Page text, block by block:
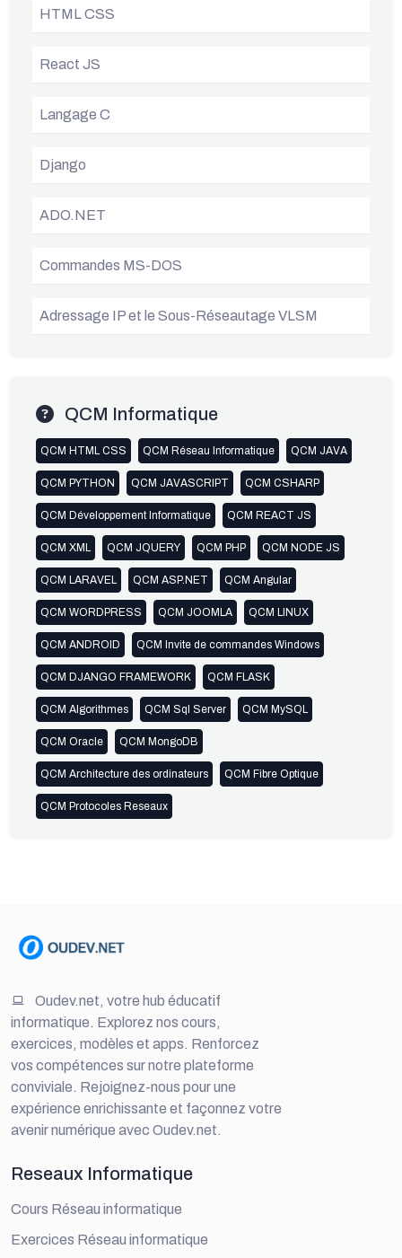
HTML CSS
React JS
Langage C
Django
ADO.NET
Commandes MS-DOS
Adressage IP et le Sous-Réseautage VLSM
QCM Informatique
QCM HTML CSS QCM Réseau Informatique QCM JAVA
QCM PYTHON QCM JAVASCRIPT QCM CSHARP
QCM Développement Informatique QCM REACT JS
QCM XML QCM JQUERY QCM PHP QCM NODE JS
QCM LARAVEL QCM ASP.NET QCM Angular
QCM WORDPRESS QCM JOOMLA QCM LINUX
QCM ANDROID QCM Invite de commandes Windows
QCM DJANGO FRAMEWORK QCM FLASK
QCM Algorithmes QCM Sql Server QCM MySQL
QCM Oracle QCM MongoDB
QCM Architecture des ordinateurs QCM Fibre Optique
QCM Protocoles Reseaux
Oudev.net, votre hub éducatif
informatique. Explorez nos cours,
exercices, modèles et apps. Renforcez
vos compétences sur notre plateforme
conviviale. Rejoignez-nous pour une
expérience enrichissante et façonnez votre
avenir numérique avec Oudev.net.
Reseaux Informatique
Cours Réseau informatique
Exercices Réseau informatique